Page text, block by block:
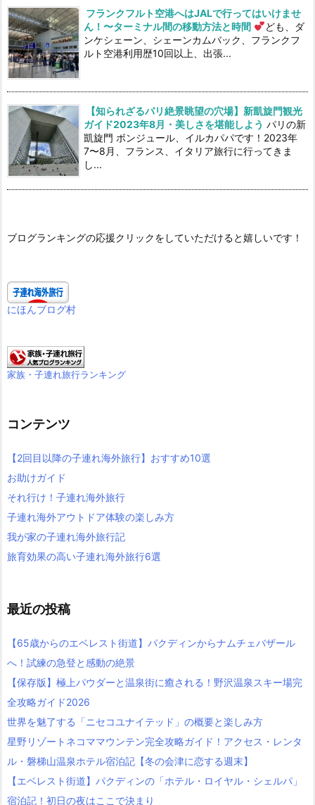
フランクフルト空港へはJALで行ってはいけませ
ん！〜ターミナル間の移動方法と時間
ども、ダ
ンケシェーン、シェーンカムバック、フランクフ
ルト空港利用歴10回以上、出張...
【知られざるパリ絶景眺望の穴場】新凱旋門観光
ガイド2023年8月・美しさを堪能しよう パリの新
凱旋門 ボンジュール、イルカパパです！2023年
7〜8月、フランス、イタリア旅行に行ってきま
し...
ブログランキングの応援クリックをしていただけると嬉しいです！
にほんブログ村
家族・子連れ旅行ランキング
コンテンツ
【2回目以降の子連れ海外旅行】おすすめ10選
お助けガイド
それ行け！子連れ海外旅行
子連れ海外アウトドア体験の楽しみ方
我が家の子連れ海外旅行記
旅育効果の高い子連れ海外旅行6選
最近の投稿
【65歳からのエベレスト街道】パクディンからナムチェバザール
へ！試練の急登と感動の絶景
【保存版】極上パウダーと温泉街に癒される！野沢温泉スキー場完
全攻略ガイド2026
世界を魅了する「ニセコユナイテッド」の概要と楽しみ方
星野リゾートネコママウンテン完全攻略ガイド！アクセス・レンタ
ル・磐梯山温泉ホテル宿泊記【冬の会津に恋する週末】
【エベレスト街道】パクディンの「ホテル・ロイヤル・シェルパ」
宿泊記！初日の夜はここで決まり